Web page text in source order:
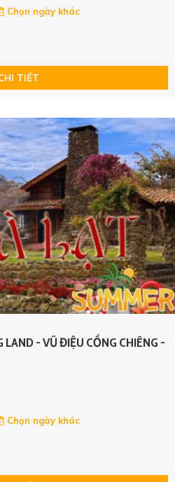
Chọn ngày khác
TIẾT
- VŨ ĐIỆU CỒNG CHIÊNG -
Chọn ngày khác